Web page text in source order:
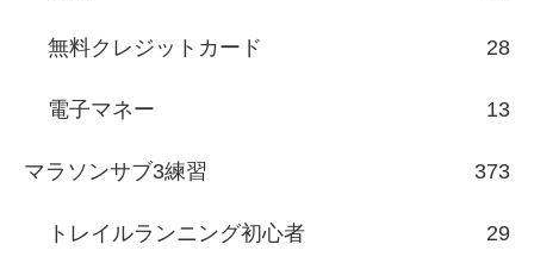
無料クレジットカード 28
電子マネー 13
マラソンサブ3練習 373
トレイルランニング初心者 29